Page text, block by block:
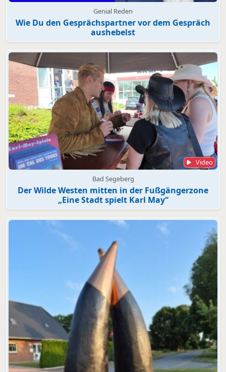
Genial Reden
Wie Du den Gesprächspartner vor dem Gespräch
aushebelst
Video
Bad Segeberg
Der Wilde Westen mitten in der Fußgängerzone
„Eine Stadt spielt Karl May“